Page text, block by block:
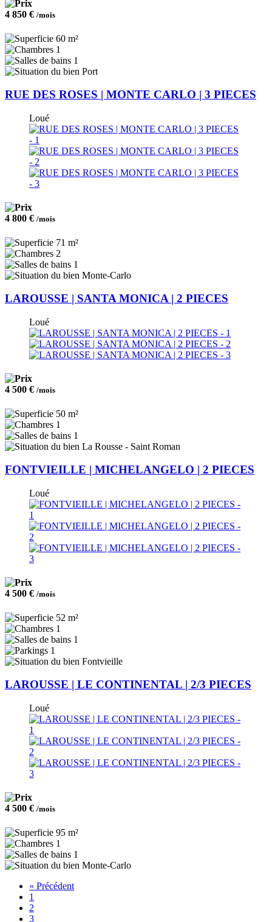
4 850 € /mois
60 m²
1
1
Port
RUE DES ROSES | MONTE CARLO | 3 PIECES
Loué
4 800 € /mois
71 m²
2
1
Monte-Carlo
LAROUSSE | SANTA MONICA | 2 PIECES
Loué
4 500 € /mois
50 m²
1
1
La Rousse - Saint Roman
FONTVIEILLE | MICHELANGELO | 2 PIECES
Loué
4 500 € /mois
52 m²
1
1
1
Fontvieille
LAROUSSE | LE CONTINENTAL | 2/3 PIECES
Loué
4 500 € /mois
95 m²
1
1
Monte-Carlo
« Précédent
1
2
3